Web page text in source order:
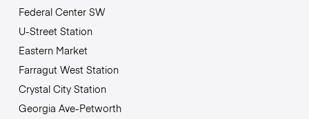
Federal Center SW
U-Street Station
Eastern Market
Farragut West Station
Crystal City Station
Georgia Ave-Petworth